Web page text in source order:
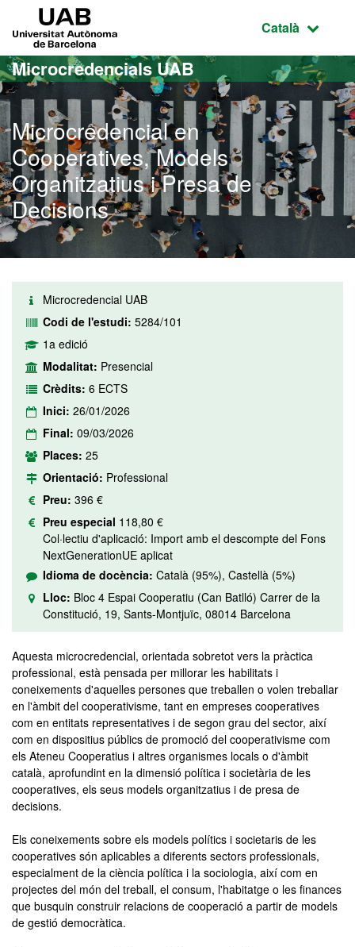
Ves al contingut principal
Ves a la navegació de la pàgina
Idioma
Català
Microcredencials UAB
Microcredencial en
Cooperatives, Models
Organitzatius i Presa de
Decisions
Microcredencial UAB
Codi de l'estudi: 5284/101
1a edició
Modalitat: Presencial
Crèdits: 6 ECTS
Inici: 26/01/2026
Final: 09/03/2026
Places: 25
Orientació: Professional
Preu: 396 €
Preu especial 118,80 €
Col·lectiu d'aplicació: Import amb el descompte del Fons
NextGenerationUE aplicat
Idioma de docència: Català (95%), Castellà (5%)
Lloc: Bloc 4 Espai Cooperatiu (Can Batlló) Carrer de la
Constitució, 19, Sants-Montjuïc, 08014 Barcelona
Aquesta microcredencial, orientada sobretot vers la pràctica
professional, està pensada per millorar les habilitats i
coneixements d'aquelles persones que treballen o volen treballar
en l'àmbit del cooperativisme, tant en empreses cooperatives
com en entitats representatives i de segon grau del sector, així
com en dispositius públics de promoció del cooperativisme com
els Ateneu Cooperatius i altres organismes locals o d'àmbit
català, aprofundint en la dimensió política i societària de les
cooperatives, els seus models organitzatius i de presa de
decisions.
Els coneixements sobre els models polítics i societaris de les
cooperatives són aplicables a diferents sectors professionals,
especialment de la ciència política i la sociologia, així com en
projectes del món del treball, el consum, l'habitatge o les finances
que busquin construir relacions de cooperació a partir de models
de gestió democràtica.